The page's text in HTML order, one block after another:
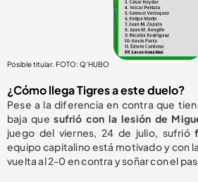
Posible titular. FOTO: Q’HUBO
¿Cómo llega Tigres a este duelo?
Pese a la diferencia en contra que
baja quesufrió con la lesión de
juego del viernes, 24 de julio, sufrió
equipo capitalino está motivado y con
vuelta al 2-0 en contra y soñar con el